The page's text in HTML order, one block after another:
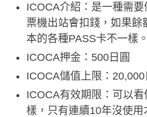
ICOCA介紹：是一種需
票機出站會扣錢，如果餘
本的各種PASS卡不一樣。
ICOCA押金：500日圓
ICOCA儲值上限：20,000
ICOCA有效期限：可以
樣，只有連續10年沒使用